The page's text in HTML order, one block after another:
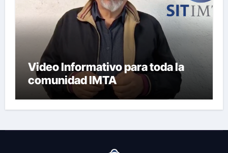
Video Informativo para toda la
comunidad IMTA